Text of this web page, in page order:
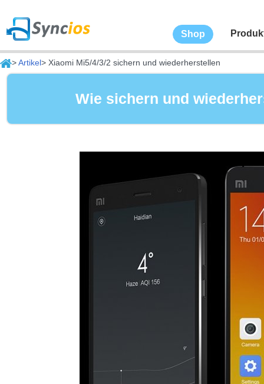
Shop
>Artikel> Xiaomi Mi5/4/3/2 sichern und wiederherstellen
Wie sichern und